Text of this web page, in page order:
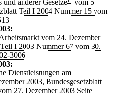
und anderer Gesetze
vom 5.
Teil I 2004 Nummer 15 vom
vom 24. Dezember
I 2003 Nummer 67 vom 30.
3006
Dienstleistungen am
2003, Bundesgesetzblatt
27. Dezember 2003 Seite